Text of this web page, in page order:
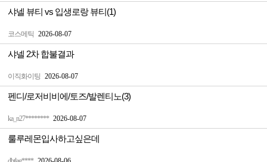
코스메틱 2026-08-07
샤넬 뷰티 vs 입생로랑 뷰티(1)
이직화이팅 2026-08-07
샤넬 2차 합불결과
ka_n27******** 2026-08-07
펜디/로저비비에/토즈/발렌티노(3)
룰루레몬입사하고싶은데